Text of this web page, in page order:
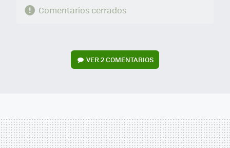
Comentarios cerrados
VER2 COMENTARIOS